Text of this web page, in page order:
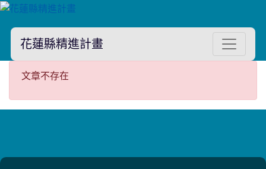
花蓮縣精進計畫
文章不存在
文章不存在